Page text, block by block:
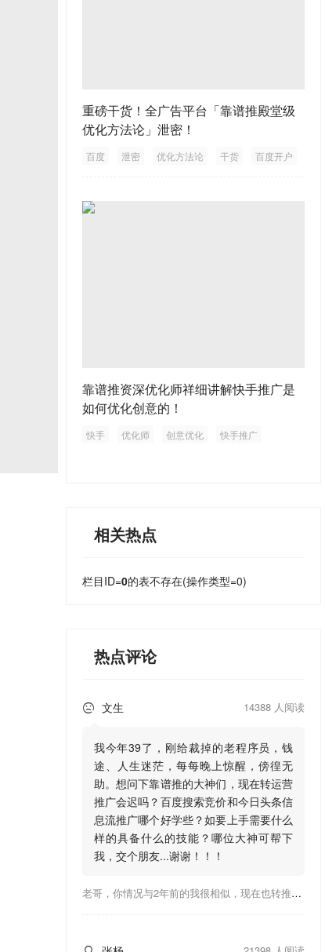
重磅干货！全广告平台「靠谱推殿堂级
优化方法论」泄密！
百度 泄密 优化方法论 干货 百度开户
靠谱推资深优化师祥细讲解快手推广是
如何优化创意的！
快手 优化师 创意优化 快手推广
相关热点
栏目ID=0的表不存在(操作类型=0)
热点评论
 文生 14388 人阅读
我今年39了，刚给裁掉的老程序员，钱
途、人生迷茫，每每晚上惊醒，傍徨无
助。想问下靠谱推的大神们，现在转运营
推广会迟吗？百度搜索竞价和今日头条信
息流推广哪个好学些？如要上手需要什么
样的具备什么的技能？哪位大神可帮下
我，交个朋友...谢谢！！！
老哥，你情况与2年前的我很相似，现在也转推广，这行有钱景，你有基础上手会比较快，不必担心。至于学竞价还是信息流哪个好，我是信息流广告入手，现在迷上靠谱推关注大神们的营销推广干货。有空你也可多泡下这站，真能学到不少东西；希望可以帮到你！